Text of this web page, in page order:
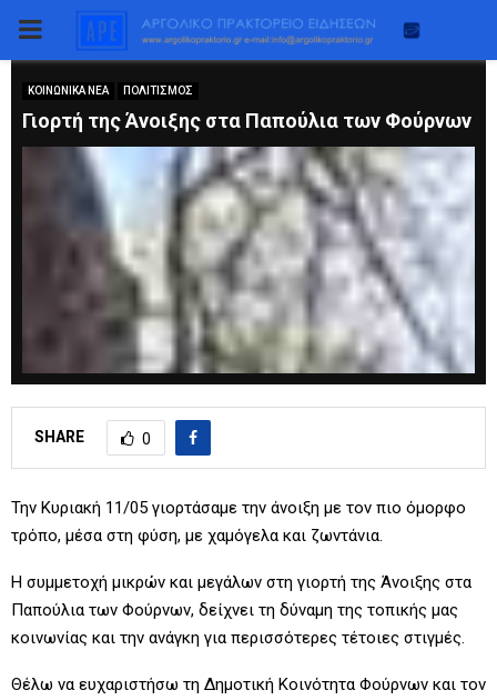
PRIMARY
MENU
ΚΟΙΝΩΝΙΚΑ ΝΕΑ ΠΟΛΙΤΙΣΜΟΣ
Γιορτή της Άνοιξης στα Παπούλια των Φούρνων
SHARE 0
Την Κυριακή 11/05 γιορτάσαμε την άνοιξη με τον πιο όμορφο
τρόπο, μέσα στη φύση, με χαμόγελα και ζωντάνια.
Η συμμετοχή μικρών και μεγάλων στη γιορτή της Άνοιξης στα
Παπούλια των Φούρνων, δείχνει τη δύναμη της τοπικής μας
κοινωνίας και την ανάγκη για περισσότερες τέτοιες στιγμές.
Θέλω να ευχαριστήσω τη Δημοτική Κοινότητα Φούρνων και τον